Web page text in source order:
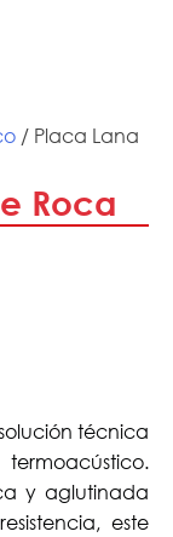
/ Placa Lana
Roca
técnica
y aglutinada
este